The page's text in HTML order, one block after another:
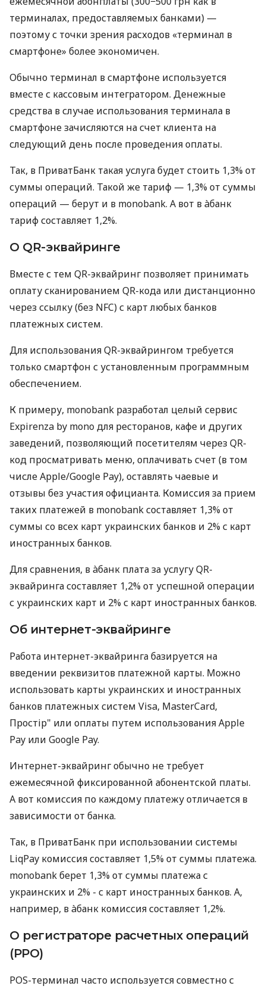
терминалах, предоставляемых банками) —
поэтому с точки зрения расходов «терминал в
смартфоне» более экономичен.
Обычно терминал в смартфоне используется
вместе с кассовым интегратором. Денежные
средства в случае использования терминала в
смартфоне зачисляются на счет клиента на
следующий день после проведения оплаты.
Так, в ПриватБанк такая услуга будет стоить 1,3% от
суммы операций. Такой же тариф — 1,3% от суммы
операций — берут и в monobank. А вот в àбанк
тариф составляет 1,2%.
О QR-эквайринге
Вместе с тем QR-эквайринг позволяет принимать
оплату сканированием QR-кода или дистанционно
через ссылку (без NFC) с карт любых банков
платежных систем.
Для использования QR-эквайрингом требуется
только смартфон с установленным программным
обеспечением.
К примеру, monobank разработал целый сервис
Expirenza by mono для ресторанов, кафе и других
заведений, позволяющий посетителям через QR-
код просматривать меню, оплачивать счет (в том
числе Apple/Google Pay), оставлять чаевые и
отзывы без участия официанта. Комиссия за прием
таких платежей в monobank составляет 1,3% от
суммы со всех карт украинских банков и 2% с карт
иностранных банков.
Для сравнения, в àбанк плата за услугу QR-
эквайринга составляет 1,2% от успешной операции
с украинских карт и 2% с карт иностранных банков.
Об интернет-эквайринге
Работа интернет-эквайринга базируется на
введении реквизитов платежной карты. Можно
использовать карты украинских и иностранных
банков платежных систем Visa, MasterCard,
Простір" или оплаты путем использования Apple
Pay или Google Pay.
Интернет-эквайринг обычно не требует
ежемесячной фиксированной абонентской платы.
А вот комиссия по каждому платежу отличается в
зависимости от банка.
Так, в ПриватБанк при использовании системы
LiqPay комиссия составляет 1,5% от суммы платежа.
monobank берет 1,3% от суммы платежа с
украинских и 2% - с карт иностранных банков. А,
например, в àбанк комиссия составляет 1,2%.
О регистраторе расчетных операций
(РРО)
POS-терминал часто используется совместно с